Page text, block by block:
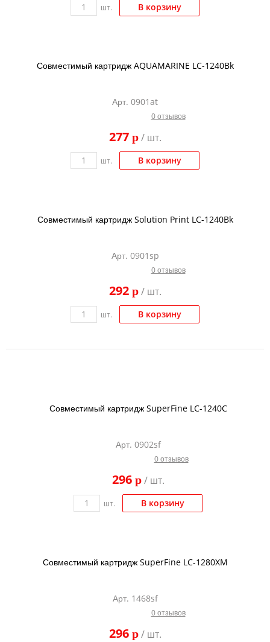
Для франкировальной машины
шт. В корзину
Совместимый картридж AQUAMARINE LC-1240Bk
Арт. 0901at
0 отзывов
277 p/ шт.
шт. В корзину
Совместимый картридж Solution Print LC-1240Bk
Арт. 0901sp
0 отзывов
292 p/ шт.
шт. В корзину
Совместимый картридж SuperFine LC-1240C
Арт. 0902sf
0 отзывов
296 p/ шт.
шт. В корзину
Совместимый картридж SuperFine LC-1280XM
Арт. 1468sf
0 отзывов
296 p/ шт.